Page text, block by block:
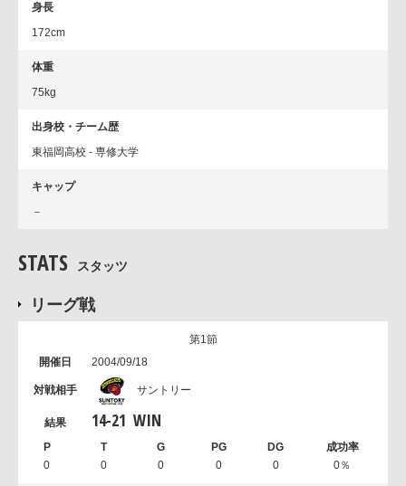
身長
172cm
体重
75kg
出身校・チーム歴
東福岡高校 - 専修大学
キャップ
－
STATS スタッツ
リーグ戦
第1節
2004/09/18
サントリー
14-21 WIN
0 0 0 0 0 0％